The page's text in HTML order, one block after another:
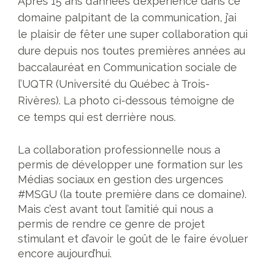
domaine palpitant de la communication, j’ai
le plaisir de fêter une super collaboration qui
dure depuis nos toutes premières années au
baccalauréat en Communication sociale de
l’UQTR (Université du Québec à Trois-
Rivères). La photo ci-dessous témoigne de
ce temps qui est derrière nous.
La collaboration professionnelle nous a
permis de développer une formation sur les
Médias sociaux en gestion des urgences
#MSGU (la toute première dans ce domaine).
Mais c’est avant tout l’amitié qui nous a
permis de rendre ce genre de projet
stimulant et d’avoir le goût de le faire évoluer
encore aujourd’hui.